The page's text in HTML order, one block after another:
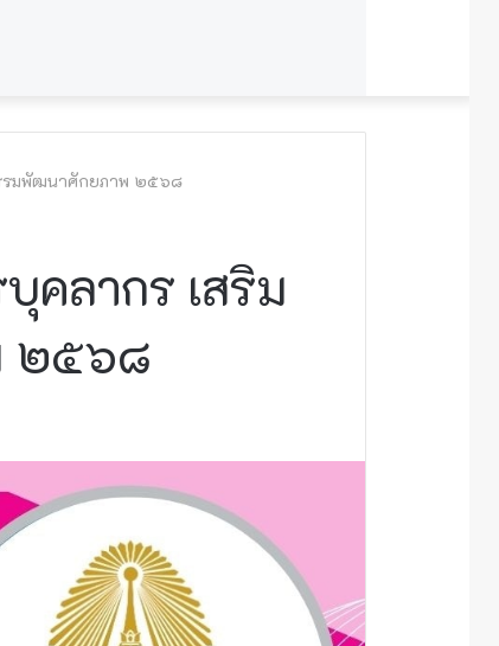
รมพัฒนาศักยภาพ ๒๕๖๘
คลากร เสริม
๒๕๖๘